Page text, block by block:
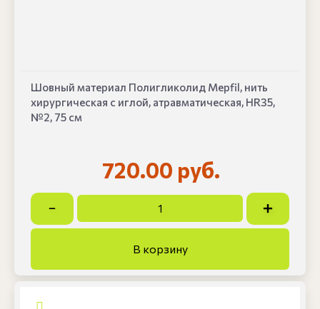
Шовный материал Полигликолид Mepfil, нить
хирургическая с иглой, атравматическая, HR35,
№2, 75 см
720.00 руб.